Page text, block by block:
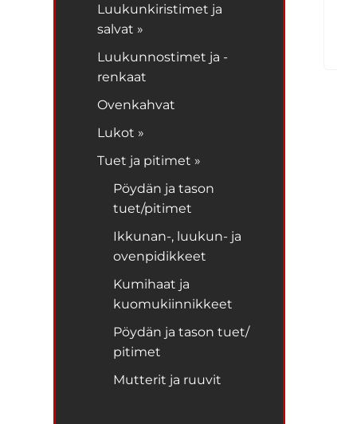
Luukunkiristimet ja
salvat »
Luukunnostimet ja -
renkaat
Ovenkahvat
Lukot »
Tuet ja pitimet »
Pöydän ja tason
tuet/pitimet
Ikkunan-, luukun- ja
ovenpidikkeet
Kumihaat ja
kuomukiinnikkeet
Pöydän ja tason tuet/
pitimet
Mutterit ja ruuvit